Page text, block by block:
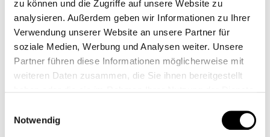
zu können und die Zugriffe auf unsere Website zu
analysieren. Außerdem geben wir Informationen zu Ihrer
Verwendung unserer Website an unsere Partner für
soziale Medien, Werbung und Analysen weiter. Unsere
Partner führen diese Informationen möglicherweise mit
weiteren Daten zusammen, die Sie ihnen bereitgestellt
Notwendig
Beschreibung
Unit Garage High 2-2 doppel Schalldämpfer Auspuff für BMW
R12 Modelle.Der Auspuff passt ganz einfach Plug &amp; Play
an den…Mehr
Fragen zum Artikel